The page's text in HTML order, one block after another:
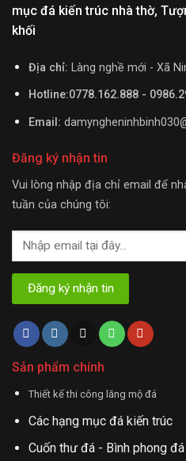
mục đá kiến trúc nhà thờ,
khối
Địa chỉ: Làng nghề mới - Xã
Hotline:0778.162.888 -
Email:
Đăng ký nhận tin
Vui lòng nhập địa chỉ email để
tuần của chúng tôi:
Sản phẩm chính
Thiết kế thi công lăng mộ đá
Các hạng mục đá kiến trúc
Cuốn thư đá - Bình phong đá